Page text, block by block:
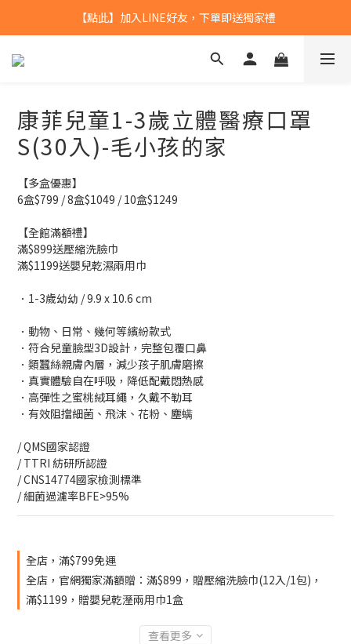
【點此】加入LINE好友，下單即送獨家禮
【點此】加入LINE好友，下單即送獨家禮
全館滿$799，本島免運
康菲兒童1-3歲立體醫療口罩
S(30入)-毛小孩的家
【多盒優惠】
6盒$799 / 8盒$1049 / 10盒$1249
【全館滿額禮】
滿$899送壓縮洗臉巾
滿$1199送嬰兒乾濕兩用巾
．1-3歲幼幼 / 9.9 x 10.6 cm
．動物、日常、幾何等繽紛款式
．符合兒童臉型3D設計，完整包覆口鼻
．類蠶絲親膚內層，減少孩子肌膚磨擦
．真實體驗自在呼吸，降低配戴悶熱感
．高彈性之蜜桃絨耳繩，久戴不勒耳
．有效阻擋細菌、飛沫、花粉、塵螨
/ QMS國家認證
/ TTRI 紡研所認證
/ CNS14774國家檢測標準
/ 細菌過濾率BFE>95%
全店，滿$799免運
全店，官網獨家滿額贈：滿$899，贈壓縮洗臉巾(12入/1包)，
滿$1199，贈嬰兒乾溼兩用巾1盒
查看更多